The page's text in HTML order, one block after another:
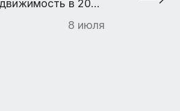
в 2023
8 июля